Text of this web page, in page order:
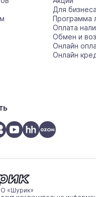
Для бизнеса
Программа
Оплата
Обмен и
Онлайн
Онлайн
«Шурик»